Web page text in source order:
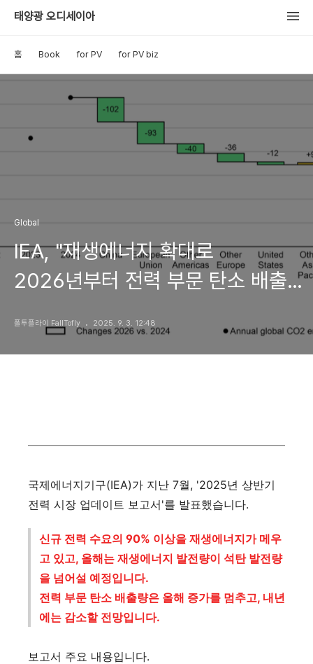
태양광 오디세이아
홈 Book for PV for PV biz
Global
IEA, "재생에너지 확대로
2026년부터 전력 부문 탄소 배출량
폴투플라이 FallTofly 2025. 9. 3. 12:48
국제에너지기구(IEA)가 지난 7월, '2025년 상반기
전력 시장 업데이트 보고서'를 발표했습니다.
신규 전력 수요의 90% 이상을 재생에너지가 메우
고 있고, 올해는 재생에너지 발전량이 석탄 발전량
을 넘어설 예정입니다.
전력 부문 탄소 배출량은 올해 증가를 멈추고, 내년
에는 감소할 전망입니다.
보고서 주요 내용입니다.